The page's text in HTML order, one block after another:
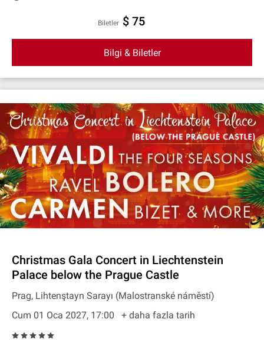
Biletler $ 75
Bilgi & Biletler
Christmas Gala Concert in Liechtenstein
Palace below the Prague Castle
Prag, Lihtenştayn Sarayı (Malostranské náměstí)
Cum 01 Oca 2027, 17:00
+ daha fazla tarih